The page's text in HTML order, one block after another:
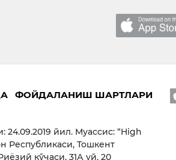
ФОЙДАЛАНИШ ШАРТЛАРИ
24.09.2019 йил. Муассис: “High
Республикаси, Тошкент
кўчаси, 31А уй, 20